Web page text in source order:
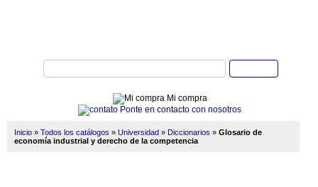
Mi compra
Ponte en contacto con nosotros
Inicio » Todos los catálogos » Universidad » Diccionarios » Glosario de
economía industrial y derecho de la competencia